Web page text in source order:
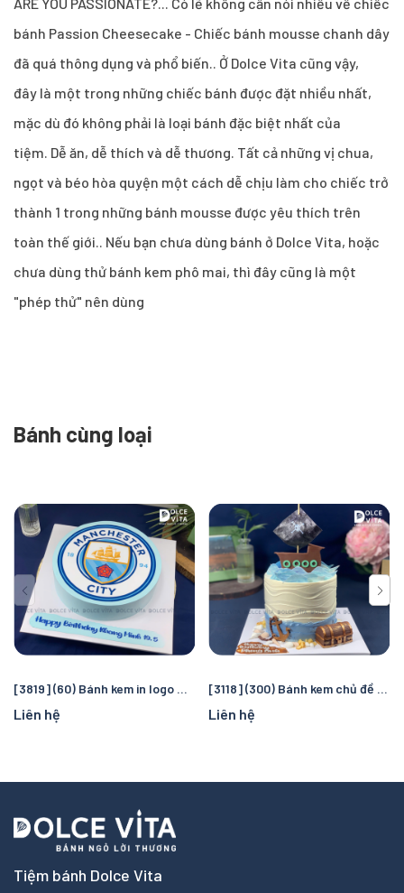
bánh Passion Cheesecake - Chiếc bánh mousse chanh dây
đã quá thông dụng và phổ biến.. Ở Dolce Vita cũng vậy,
đây là một trong những chiếc bánh được đặt nhiều nhất,
mặc dù đó không phải là loại bánh đặc biệt nhất của
tiệm. Dễ ăn, dễ thích và dễ thương. Tất cả những vị chua,
ngọt và béo hòa quyện một cách dễ chịu làm cho chiếc trở
thành 1 trong những bánh mousse được yêu thích trên
toàn thế giới.. Nếu bạn chưa dùng bánh ở Dolce Vita, hoặc
chưa dùng thử bánh kem phô mai, thì đây cũng là một
"phép thử" nên dùng
Bánh cùng loại
[3819] (60) Bánh kem in logo Manchester City – Quà tặng sinh nhật hoàn hảo cho fan bóng đá
Liên hệ
[3118] (300) Bánh kem chủ đề cướp biển và đại dương – Chuyến truy tìm kho báu kỳ thú cho bé
Liên hệ
Tiệm bánh Dolce Vita